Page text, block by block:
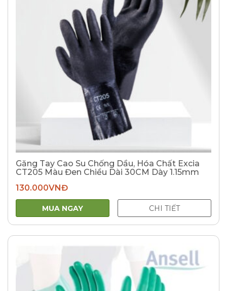
Găng Tay Cao Su Chống Dầu, Hóa Chất Excia
CT205 Màu Đen Chiều Dài 30CM Dày 1.15mm
130.000VNĐ
MUA NGAY CHI TIẾT